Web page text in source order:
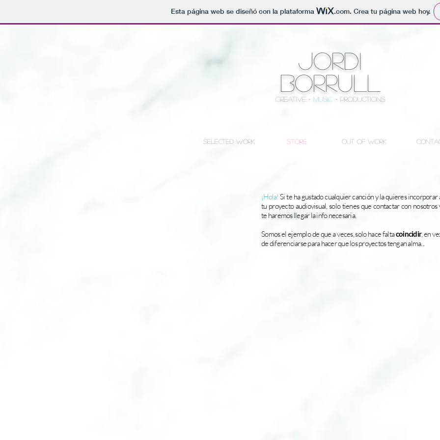
Esta página web se diseñó con la plataforma .com. Crea tu página web hoy.
JORDI
BORRULL
Creative · Music · ProducTions
SELECTED WORK STORE OUT OF WORK
¡Hola!Si te ha gustado cualquier canción y la quieres incorporar
tu proyecto audiovisual, solo tienes que contactar con nosotros
te haremos llegar la info necesaria.
Somos el ejemplo de que a veces, solo hace faltacoincidir, en
de diferenciarse para hacer que los proyectos tengan alma...